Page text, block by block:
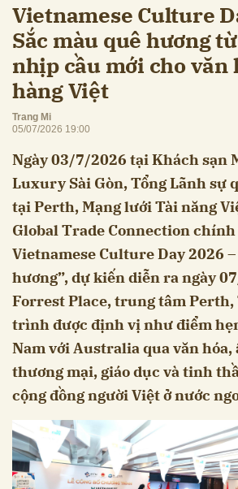
Vietnamese Culture
Sắc màu quê hương
nhịp cầu mới cho văn
hàng Việt
Trang Mi
05/07/2026 19:00
Ngày 03/7/2026 tại Khách sạn
Luxury Sài Gòn, Tổng Lãnh sự
tại Perth, Mạng lưới Tài năng
Global Trade Connection
Vietnamese Culture Day 2026
hương”, dự kiến diễn ra ngày
Forrest Place, trung tâm Perth,
trình được định vị như điểm
Nam với Australia qua văn hóa,
thương mại, giáo dục và tinh
cộng đồng người Việt ở nước